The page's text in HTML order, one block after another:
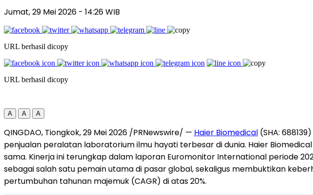
Jumat, 29 Mei 2026 - 14:26 WIB
URL berhasil dicopy
URL berhasil dicopy
A A A
QINGDAO, Tiongkok, 29 Mei 2026 /PRNewswire/ — Haier Biomedical (SHA:
penjualan peralatan laboratorium ilmu hayati terbesar di dunia. Haier
sama. Kinerja ini terungkap dalam laporan Euromonitor International periode
sebagai salah satu pemain utama di pasar global, sekaligus membuktikan
pertumbuhan tahunan majemuk (CAGR) di atas 20%.